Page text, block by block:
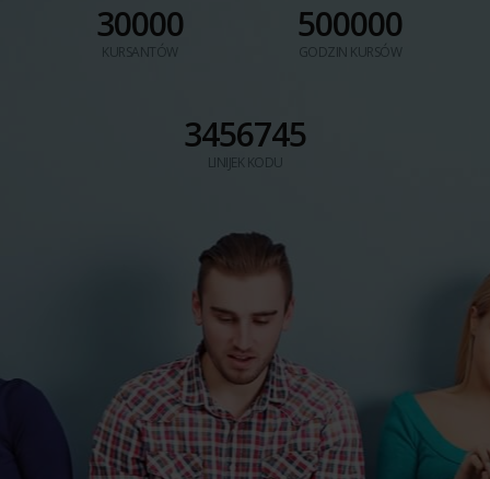
30000
KURSANTÓW
500000
GODZIN KURSÓW
3456745
LINIJEK KODU